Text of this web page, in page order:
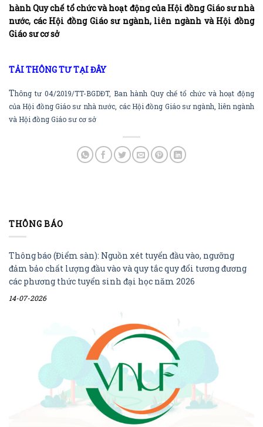
hành Quy chế tổ chức và hoạt động của Hội đồng Giáo sư nhà
nước, các Hội đồng Giáo sư ngành, liên ngành và Hội đồng
Giáo sư cơ sở
TẢI THÔNG TƯ TẠI ĐÂY
Thông tư 04/2019/TT-BGDĐT, Ban hành Quy chế tổ chức và hoạt động
của Hội đồng Giáo sư nhà nước, các Hội đồng Giáo sư ngành, liên ngành
và Hội đồng Giáo sư cơ sở
THÔNG BÁO
Thông báo (Điểm sàn): Nguồn xét tuyển đầu vào, ngưỡng
đảm bảo chất lượng đầu vào và quy tắc quy đổi tương đương
các phương thức tuyển sinh đại học năm 2026
14-07-2026